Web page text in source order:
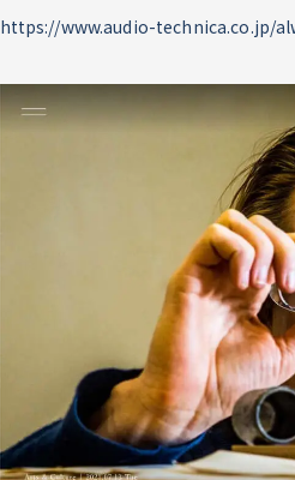
https://www.audio-technica.co.jp/